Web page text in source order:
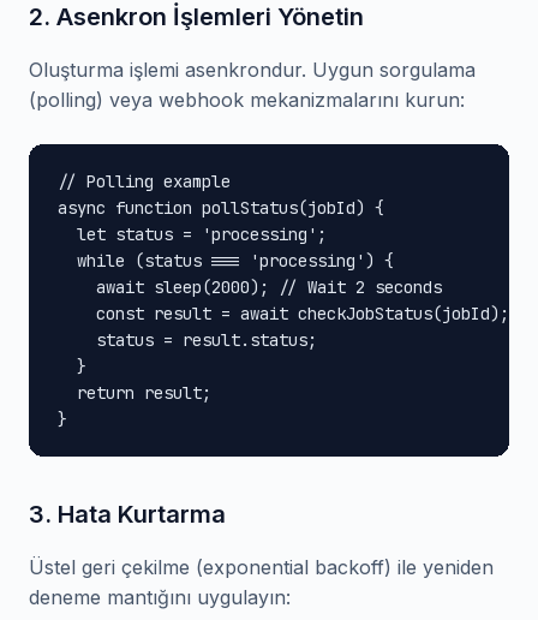
2. Asenkron İşlemleri Yönetin
Oluşturma işlemi asenkrondur. Uygun sorgulama
(polling) veya webhook mekanizmalarını kurun:
// Polling example
async function pollStatus(jobId) {
  let status = 'processing';
  while (status === 'processing') {
    await sleep(2000); // Wait 2 seconds
    const result = await checkJobStatus(jobId);
    status = result.status;
  }
  return result;
}
3. Hata Kurtarma
Üstel geri çekilme (exponential backoff) ile yeniden
deneme mantığını uygulayın: